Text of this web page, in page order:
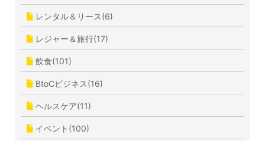
レンタル＆リース(6)
レジャー＆旅行(17)
飲食(101)
BtoCビジネス(16)
ヘルスケア(11)
イベント(100)